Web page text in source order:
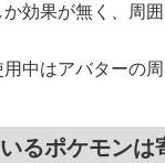
か効果が無く、周
用中はアバターの
るポケモンは